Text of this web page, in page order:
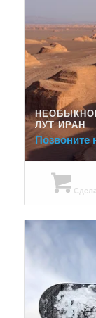
ЛУТ ИРАН
Позвоните